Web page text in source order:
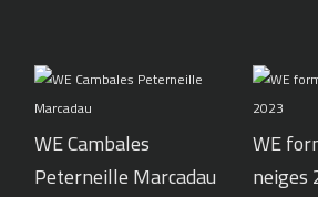
WE Cambales
Peterneille Marcadau
WE
neiges